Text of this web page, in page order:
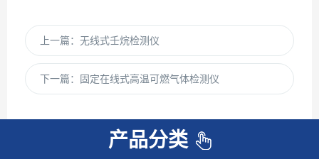
上一篇： 无线式壬烷检测仪
下一篇： 固定在线式高温可燃气体检测仪
产品分类